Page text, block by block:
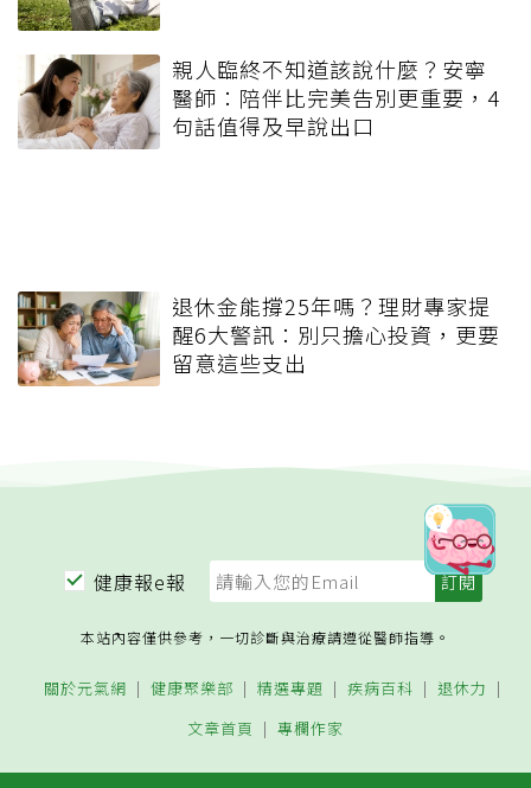
親人臨終不知道該說什麼？安寧
醫師：陪伴比完美告別更重要，4
句話值得及早說出口
退休金能撐25年嗎？理財專家提
醒6大警訊：別只擔心投資，更要
留意這些支出
健康報e報
本站內容僅供參考，一切診斷與治療請遵從醫師指導。
關於元氣網 健康聚樂部 精選專題 疾病百科
退休力
文章首頁
專欄作家